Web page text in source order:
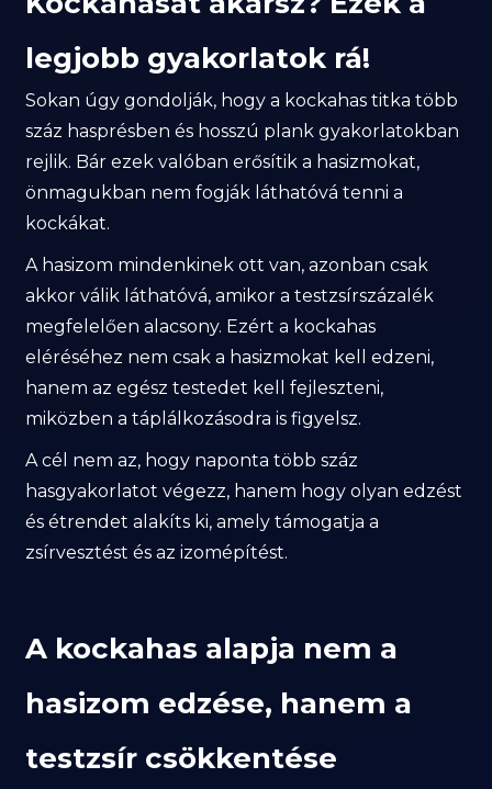
legjobb gyakorlatok rá!
Sokan úgy gondolják, hogy a kockahas titka több
száz hasprésben és hosszú plank gyakorlatokban
rejlik. Bár ezek valóban erősítik a hasizmokat,
önmagukban nem fogják láthatóvá tenni a
kockákat.
A hasizom mindenkinek ott van, azonban csak
akkor válik láthatóvá, amikor a testzsírszázalék
megfelelően alacsony. Ezért a kockahas
eléréséhez nem csak a hasizmokat kell edzeni,
hanem az egész testedet kell fejleszteni,
miközben a táplálkozásodra is figyelsz.
A cél nem az, hogy naponta több száz
hasgyakorlatot végezz, hanem hogy olyan edzést
és étrendet alakíts ki, amely támogatja a
zsírvesztést és az izomépítést.
A kockahas alapja nem a
hasizom edzése, hanem a
testzsír csökkentése